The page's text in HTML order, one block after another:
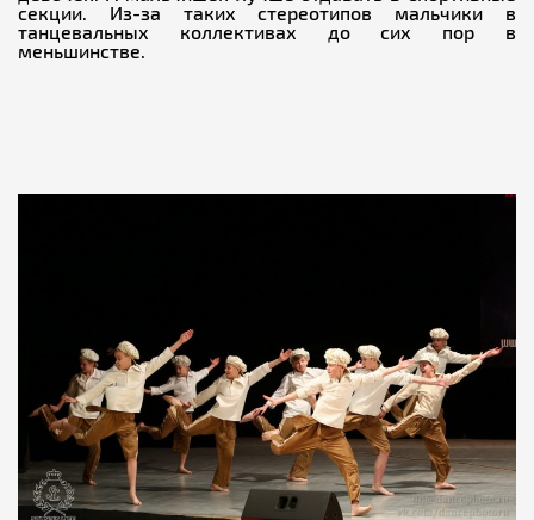
секции. Из-за таких стереотипов мальчики в
танцевальных коллективах до сих пор в
меньшинстве.